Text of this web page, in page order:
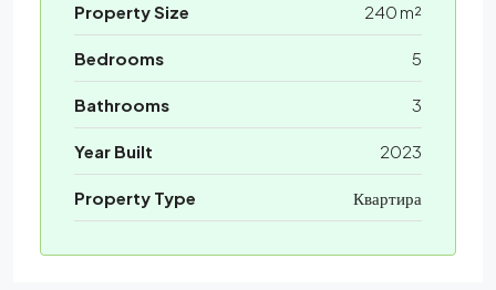
Property Size 240 m²
Bedrooms 5
Bathrooms 3
Year Built 2023
Property Type Квартира